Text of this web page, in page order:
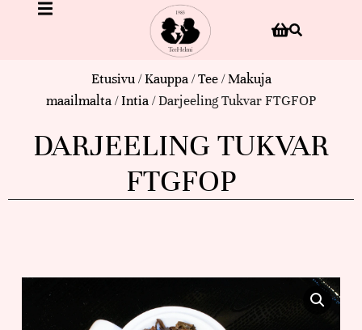
Etusivu/Kauppa/Tee/Makuja
maailmalta/Intia/ Darjeeling Tukvar FTGFOP
DARJEELING TUKVAR
FTGFOP